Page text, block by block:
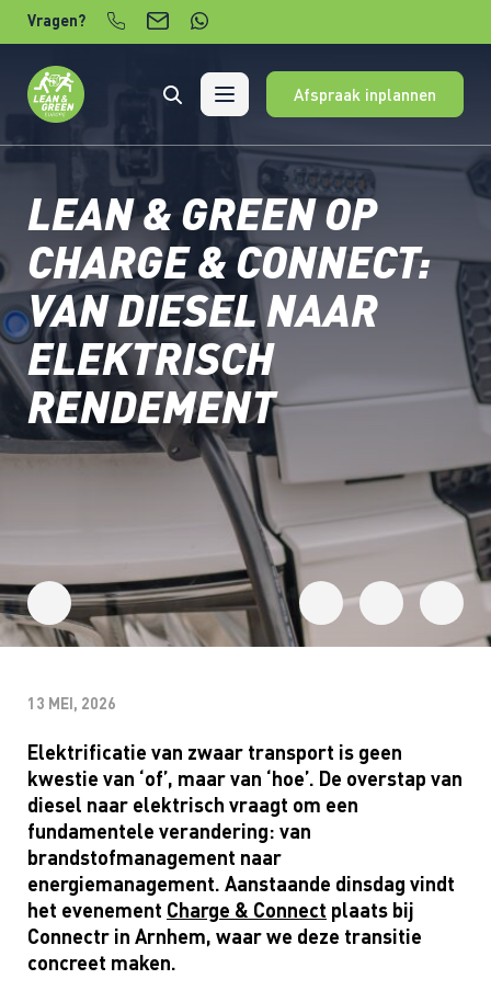
Verder naar content
Vragen?
Afspraak inplannen
LEAN & GREEN OP
CHARGE & CONNECT:
VAN DIESEL NAAR
ELEKTRISCH
RENDEMENT
13 MEI, 2026
Elektrificatie van zwaar transport is geen
kwestie van ‘of’, maar van ‘hoe’. De overstap van
diesel naar elektrisch vraagt om een
fundamentele verandering: van
brandstofmanagement naar
energiemanagement. Aanstaande dinsdag vindt
het evenement Charge & Connect plaats bij
Connectr in Arnhem, waar we deze transitie
concreet maken.